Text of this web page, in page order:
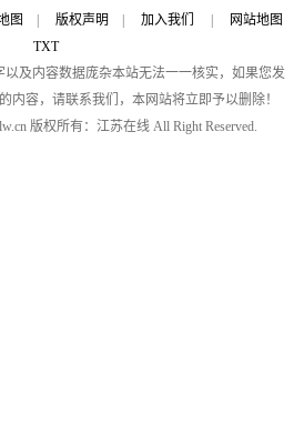
图 版权声明 加入我们
网站地图
TXT
及内容数据庞杂本站无法一一核实，如果您发
内容，请联系我们，本网站将立即予以删除！
版权所有：江苏在线 All Right Reserved.